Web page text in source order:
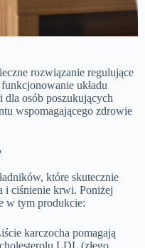
rozwiązanie regulujące
układu
dla osób poszukujących
wspomagającego zdrowie
które skutecznie
i ciśnienie krwi. Poniżej
w tym produkcie:
karczocha pomagają
LDL (złego